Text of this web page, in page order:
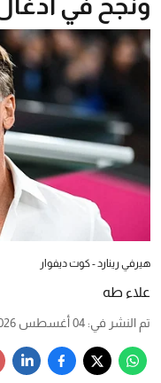
ونجح في أدغال
هيرفي رينارد - كوت ديفوار
علاء طه
تم النشر في: 04 أغسطس 2026, 8:10 مساءً